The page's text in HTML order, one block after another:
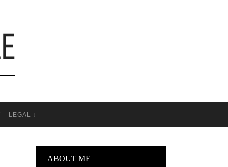
LEGAL ↓
ABOUT ME